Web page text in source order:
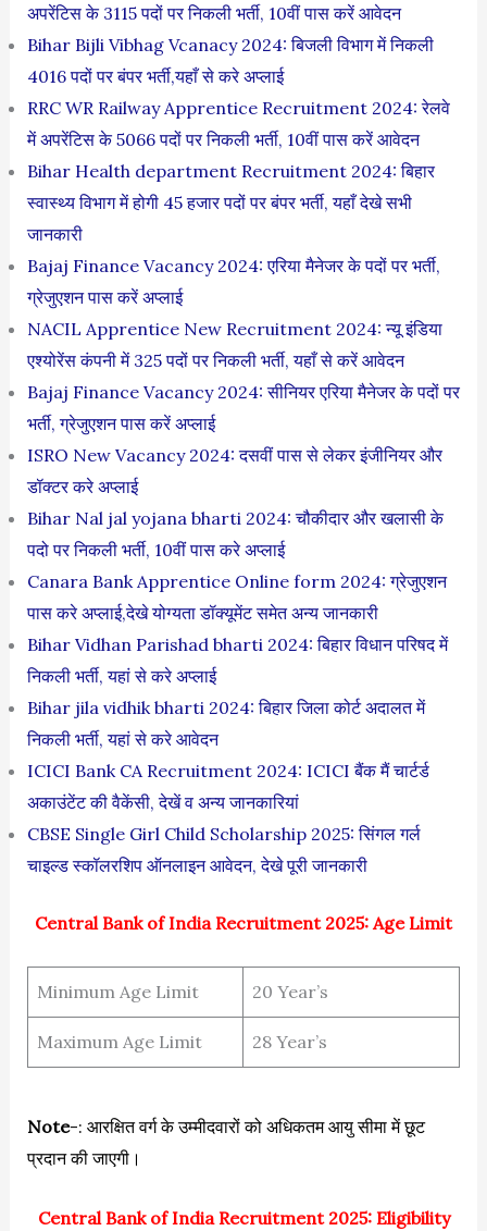
अपरेंटिस के 3115 पदों पर निकली भर्ती, 10वीं पास करें आवेदन
Bihar Bijli Vibhag Vcanacy 2024: बिजली विभाग में निकली
4016 पदों पर बंपर भर्ती,यहाँ से करे अप्लाई
RRC WR Railway Apprentice Recruitment 2024: रेलवे
में अपरेंटिस के 5066 पदों पर निकली भर्ती, 10वीं पास करें आवेदन
Bihar Health department Recruitment 2024: बिहार
स्वास्थ्य विभाग में होगी 45 हजार पदों पर बंपर भर्ती, यहाँ देखे सभी
जानकारी
Bajaj Finance Vacancy 2024: एरिया मैनेजर के पदों पर भर्ती,
ग्रेजुएशन पास करें अप्लाई
NACIL Apprentice New Recruitment 2024: न्यू इंडिया
एश्योरेंस कंपनी में 325 पदों पर निकली भर्ती, यहाँ से करें आवेदन
Bajaj Finance Vacancy 2024: सीनियर एरिया मैनेजर के पदों पर
भर्ती, ग्रेजुएशन पास करें अप्लाई
ISRO New Vacancy 2024: दसवीं पास से लेकर इंजीनियर और
डॉक्टर करे अप्लाई
Bihar Nal jal yojana bharti 2024: चौकीदार और खलासी के
पदो पर निकली भर्ती, 10वीं पास करे अप्लाई
Canara Bank Apprentice Online form 2024: ग्रेजुएशन
पास करे अप्लाई,देखे योग्यता डॉक्यूमेंट समेत अन्य जानकारी
Bihar Vidhan Parishad bharti 2024: बिहार विधान परिषद में
निकली भर्ती, यहां से करे अप्लाई
Bihar jila vidhik bharti 2024: बिहार जिला कोर्ट अदालत में
निकली भर्ती, यहां से करे आवेदन
ICICI Bank CA Recruitment 2024: ICICI बैंक मैं चार्टर्ड
अकाउंटेंट की वैकेंसी, देखें व अन्य जानकारियां
CBSE Single Girl Child Scholarship 2025: सिंगल गर्ल
चाइल्ड स्कॉलरशिप ऑनलाइन आवेदन, देखे पूरी जानकारी
Central Bank of India Recruitment 2025: Age Limit
Minimum Age Limit 20 Year’s
Maximum Age Limit 28 Year’s
Note-: आरक्षित वर्ग के उम्मीदवारों को अधिकतम आयु सीमा में छूट
प्रदान की जाएगी।
Central Bank of India Recruitment 2025: Eligibility